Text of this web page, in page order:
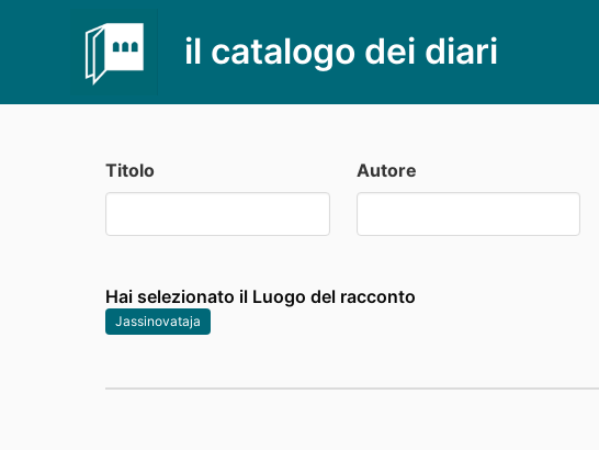
il catalogo dei diari
Titolo Autore
Hai selezionato il Luogo del racconto
Jassinovataja